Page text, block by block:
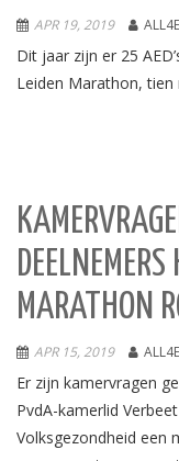
APR 19, 2019
Dit jaar zijn er 25
Leiden Marathon, tien
DEELNEMERS
MARATHON
APR 15, 2019
Er zijn kamervragen
PvdA-kamerlid
Volksgezondheid een